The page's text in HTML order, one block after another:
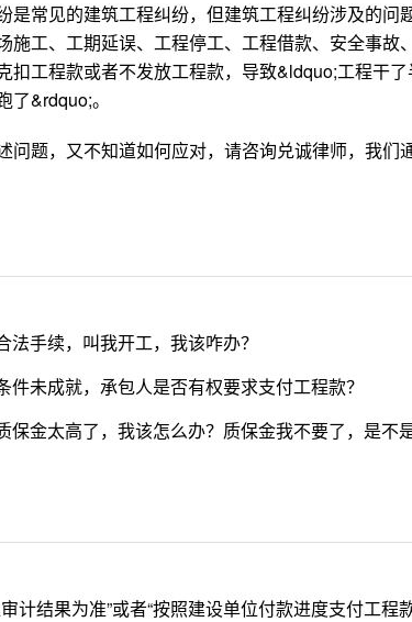
是常见的建筑工程纠纷，但建筑工程纠纷涉及的问
施工、工期延误、工程停工、工程借款、安全事
扣工程款或者不发放工程款，导致&ldquo;工程干
了&rdquo;。
问题，又不知道如何应对，请咨询兑诚律师，我们
法手续，叫我开工，我该咋办？
件未成就，承包人是否有权要求支付工程款？
保金太高了，我该怎么办？质保金我不要了，是不
计结果为准”或者“按照建设单位付款进度支付工程